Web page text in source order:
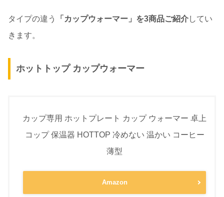
タイプの違う 「カップウォーマー」を3商品ご紹介してい
きます。
ホットトップ カップウォーマー
カップ専用 ホットプレート カップ ウォーマー 卓上
コップ 保温器 HOTTOP 冷めない 温かい コーヒー
薄型
Amazon